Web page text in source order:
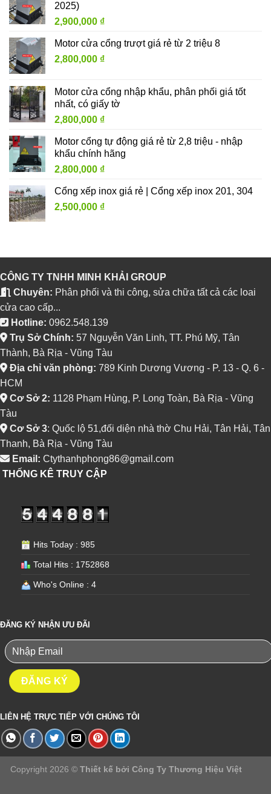
2025)
2,900,000 ₫
Motor cửa cổng trượt giá rẻ từ 2 triệu 8
2,800,000 ₫
Motor cửa cổng nhập khẩu, phân phối giá tốt
nhất, có giấy tờ
2,800,000 ₫
Motor cổng tự động giá rẻ từ 2,8 triệu - nhập
khẩu chính hãng
2,800,000 ₫
Cổng xếp inox giá rẻ | Cổng xếp inox 201, 304
2,500,000 ₫
CÔNG TY TNHH MINH KHẢI GROUP
Chuyên: Phân phối và thi công, sửa chữa tất cả các loai
cửa cao cấp...
Hotline: 0962.548.139
Trụ Sở Chính: 57 Nguyễn Văn Linh, TT. Phú Mỹ, Tân
Thành, Bà Rịa - Vũng Tàu
Địa chỉ văn phòng: 789 Kinh Dương Vương - P. 13 - Q. 6 -
HCM
Cơ Sở 2: 1128 Phạm Hùng, P. Long Toàn, Bà Rịa - Vũng
Tàu
Cơ Sở 3: Quốc lộ 51,đối diện nhà thờ Chu Hải, Tân Hải, Tân
Thanh, Bà Rịa - Vũng Tàu
Email: Ctythanhphong86@gmail.com
THỐNG KÊ TRUY CẬP
Hits Today : 985
Total Hits : 1752868
Who's Online : 4
ĐĂNG KÝ NHẬN ƯU ĐÃI
LIÊN HỆ TRỰC TIẾP VỚI CHÚNG TÔI
Copyright 2026 © Thiết kế bởi Công Ty Thương Hiệu Việt